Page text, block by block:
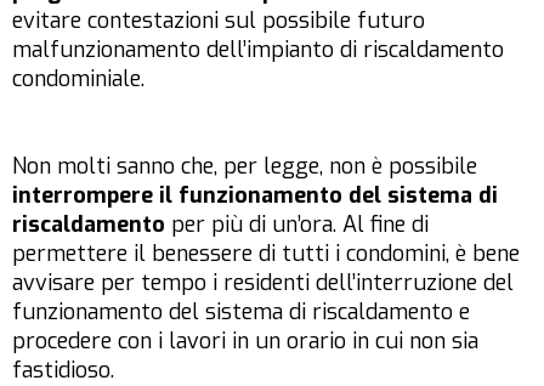
evitare contestazioni sul possibile futuro
malfunzionamento dell’impianto di riscaldamento
condominiale.
Non molti sanno che, per legge, non è possibile
interrompere il funzionamento del sistema di
riscaldamento per più di un’ora. Al fine di
permettere il benessere di tutti i condomini, è bene
avvisare per tempo i residenti dell’interruzione del
funzionamento del sistema di riscaldamento e
procedere con i lavori in un orario in cui non sia
fastidioso.